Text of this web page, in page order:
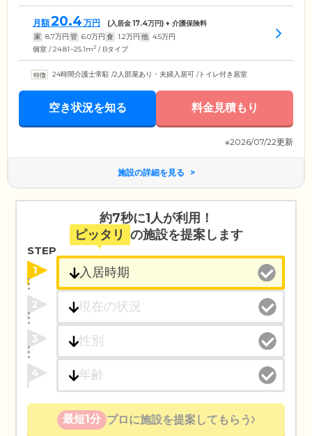
月額20.4 万円 (入居金17.4万円) + 介護保険料
家 8.7万円 管 6.0万円 食 1.2万円 他 4.5万円
個室 / 24.81~25.1m2 / Bタイプ
24時間介護士常駐 /2人部屋あり・夫婦入居可 /トイレ付き居室
空き状況を知る 料金見積もり
※2026/07/22更新
施設の詳細を見る
約7秒に1人が利用！
ピッタリ の施設を提案します
STEP
1
2
3
4
最短1分 プロに施設を提案してもらう